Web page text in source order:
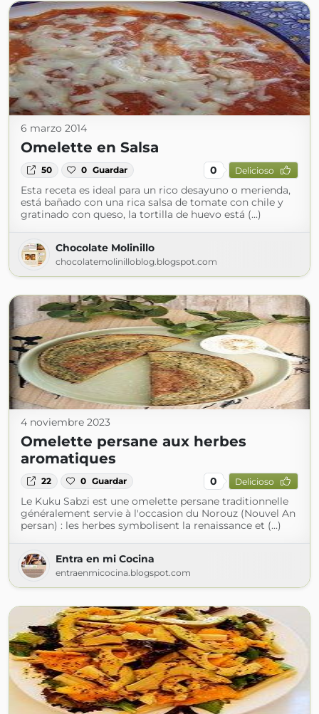
6 marzo 2014
Omelette en Salsa
50 0 Guardar 0 Delicioso
Esta receta es ideal para un rico desayuno o merienda,
está bañado con una rica salsa de tomate con chile y
gratinado con queso, la tortilla de huevo está (...)
Chocolate Molinillo
chocolatemolinilloblog.blogspot.com
4 noviembre 2023
Omelette persane aux herbes
aromatiques
22 0 Guardar 0 Delicioso
Le Kuku Sabzi est une omelette persane traditionnelle
généralement servie à l'occasion du Norouz (Nouvel An
persan) : les herbes symbolisent la renaissance et (...)
Entra en mi Cocina
entraenmicocina.blogspot.com